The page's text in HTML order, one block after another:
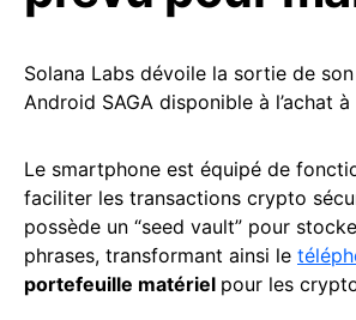
Solana Labs dévoile la sortie de
Android SAGA disponible à l’achat
Le smartphone est équipé de
faciliter les transactions crypto
possède un “seed vault” pour
phrases, transformant ainsi le
portefeuille matériel pour les